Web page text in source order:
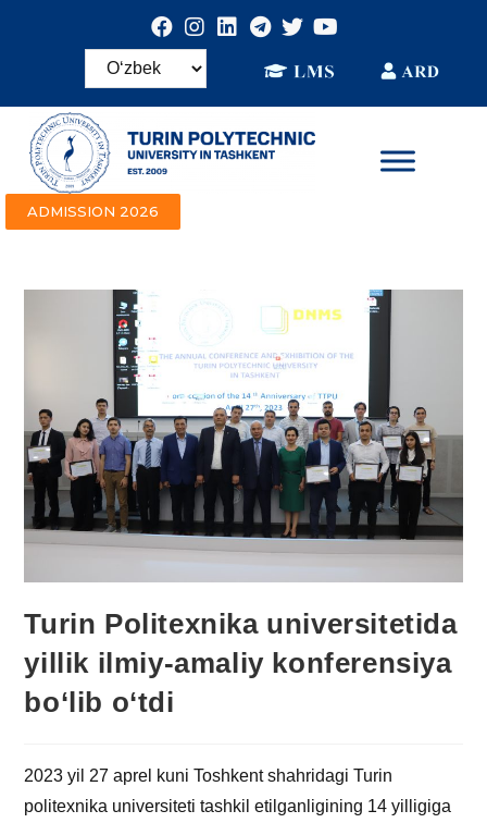
ADMISSION 2026
Turin Politexnika universitetida
yillik ilmiy-amaliy konferensiya
bo‘lib o‘tdi
2023 yil 27 aprel kuni Toshkent shahridagi Turin
politexnika universiteti tashkil etilganligining 14 yilligiga